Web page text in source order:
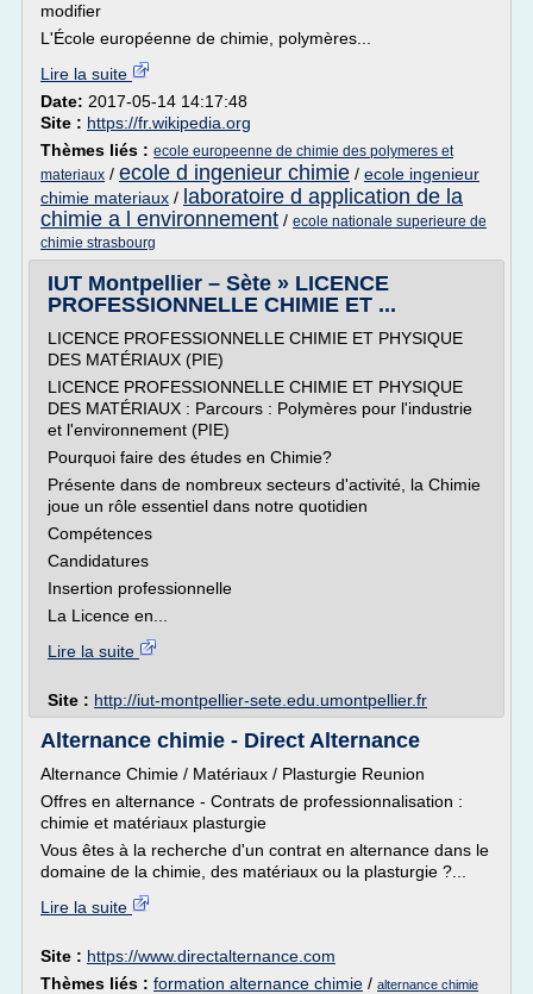
modifier
L'École européenne de chimie, polymères...
Lire la suite
Date: 2017-05-14 14:17:48
Site : https://fr.wikipedia.org
Thèmes liés : ecole europeenne de chimie des polymeres et
materiaux / ecole d ingenieur chimie / ecole ingenieur
chimie materiaux / laboratoire d application de la
chimie a l environnement / ecole nationale superieure de
chimie strasbourg
IUT Montpellier – Sète » LICENCE
PROFESSIONNELLE CHIMIE ET ...
LICENCE PROFESSIONNELLE CHIMIE ET PHYSIQUE
DES MATÉRIAUX (PIE)
LICENCE PROFESSIONNELLE CHIMIE ET PHYSIQUE
DES MATÉRIAUX : Parcours : Polymères pour l'industrie
et l'environnement (PIE)
Pourquoi faire des études en Chimie?
Présente dans de nombreux secteurs d'activité, la Chimie
joue un rôle essentiel dans notre quotidien
Compétences
Candidatures
Insertion professionnelle
La Licence en...
Lire la suite
Site : http://iut-montpellier-sete.edu.umontpellier.fr
Alternance chimie - Direct Alternance
Alternance Chimie / Matériaux / Plasturgie Reunion
Offres en alternance - Contrats de professionnalisation :
chimie et matériaux plasturgie
Vous êtes à la recherche d'un contrat en alternance dans le
domaine de la chimie, des matériaux ou la plasturgie ?...
Lire la suite
Site : https://www.directalternance.com
Thèmes liés : formation alternance chimie / alternance chimie